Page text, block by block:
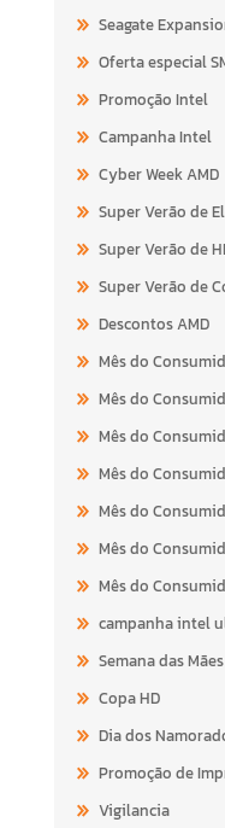
Seagate
Oferta especial
Promoção Intel
Campanha Intel
Cyber Week AMD
Super Verão de
Super Verão de
Super Verão de
Descontos AMD
Mês do
Mês do
Mês do
Mês do
Mês do
Mês do
Mês do
campanha intel
Semana das Mães
Copa HD
Dia dos
Promoção de
Vigilancia